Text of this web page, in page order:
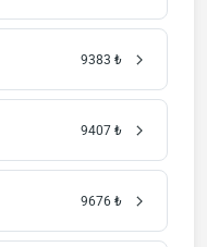
9383 ₺
9407 ₺
9676 ₺